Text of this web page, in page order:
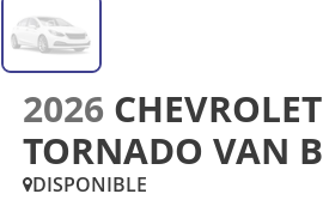
2026 CHEVROLET
TORNADO VAN B
DISPONIBLE